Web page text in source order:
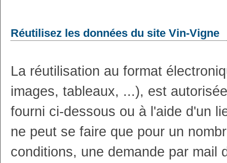
Réutilisez les données du site Vin-Vigne
La réutilisation au format
images, tableaux, ...), est
fourni ci-dessous ou à l'aide d'un
ne peut se faire que pour un
conditions, une demande par mail